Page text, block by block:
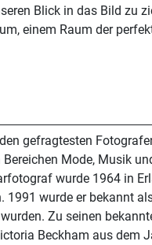
Blick in das Bild zu
einem Raum der
gefragtesten
Mode, Musik
wurde 1964 in
1991 wurde er bekannt
Zu seinen
Beckham aus dem